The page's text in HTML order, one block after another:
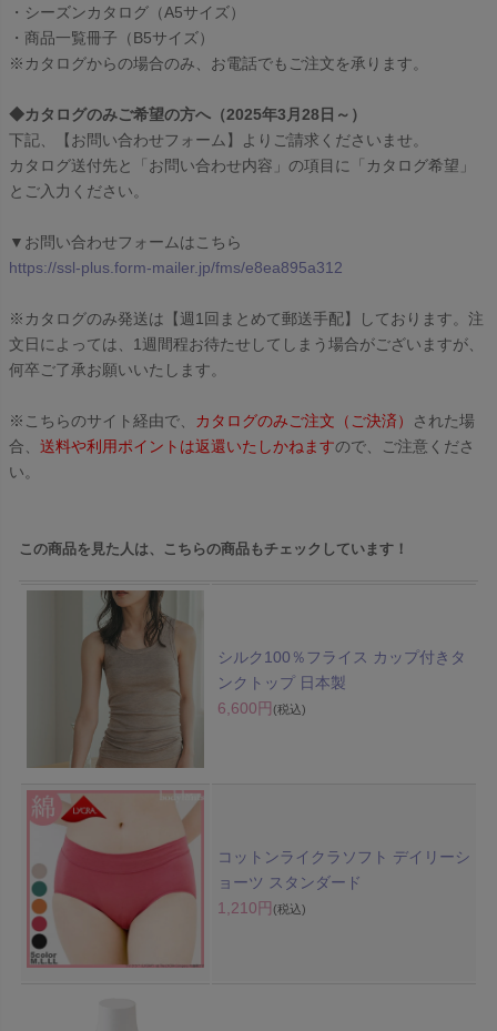
・シーズンカタログ（A5サイズ）
・商品一覧冊子（B5サイズ）
※カタログからの場合のみ、お電話でもご注文を承ります。
◆カタログのみご希望の方へ（2025年3月28日～）
下記、【お問い合わせフォーム】よりご請求くださいませ。
カタログ送付先と「お問い合わせ内容」の項目に「カタログ希望」
とご入力ください。
▼お問い合わせフォームはこちら
https://ssl-plus.form-mailer.jp/fms/e8ea895a312
※カタログのみ発送は【週1回まとめて郵送手配】しております。注
文日によっては、1週間程お待たせしてしまう場合がございますが、
何卒ご了承お願いいたします。
※こちらのサイト経由で、 カタログのみご注文（ご決済）
された場
合、 送料や利用ポイントは返還いたしかねますので、ご注意くださ
い。
この商品を見た人は、こちらの商品もチェックしています！
シルク100％フライス カップ付きタ
ンクトップ 日本製
6,600円 (税込)
コットンライクラソフト デイリーシ
ョーツ スタンダード
1,210円 (税込)